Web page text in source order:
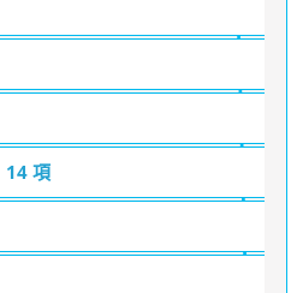
14 項